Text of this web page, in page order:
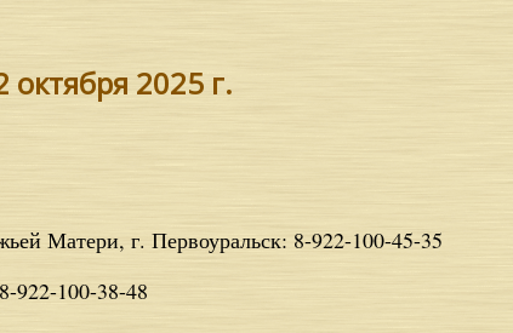
октября 2025 г.
Матери, г. Первоуральск: 8-922-100-45-35
922-100-38-48